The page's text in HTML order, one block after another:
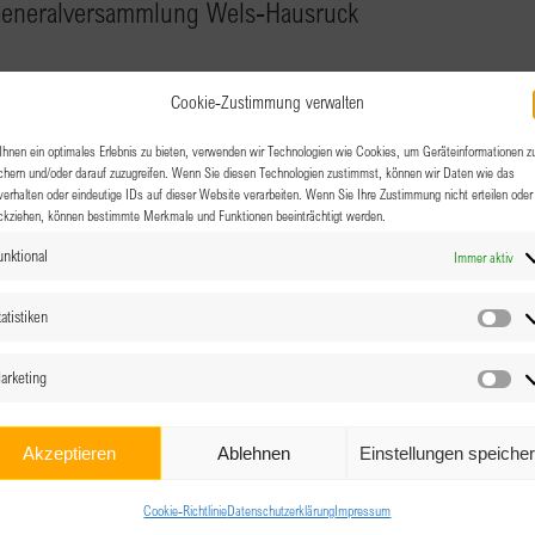
Cookie-Zustimmung verwalten
ein optimales Erlebnis zu bieten, verwenden wir Technologien wie Cookies, um Geräteinformationen
und/oder darauf zuzugreifen. Wenn Sie diesen Technologien zustimmst, können wir Daten wie das
oder eindeutige IDs auf dieser Website verarbeiten. Wenn Sie Ihre Zustimmung nicht erteilen oder
können bestimmte Merkmale und Funktionen beeinträchtigt werden.
Immer aktiv
Akzeptieren Ablehnen Einstellungen
Cookie-RichtlinieDatenschutzerklärungImpressum
Wels-Hausruck
Marchtrenk
Wir treffen uns um 19:00 Uhr! Anmeldung gerne an